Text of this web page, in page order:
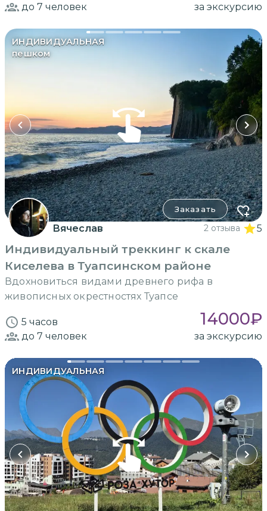
до 7 человек за экскурсию
ИНДИВИДУАЛЬНАЯ
пешком
Заказать
Вячеслав 2 отзыва 5
Индивидуальный треккинг к скале
Киселева в Туапсинском районе
Вдохновиться видами древнего рифа в
живописных окрестностях Туапсе
5 часов 14000₽
до 7 человек за экскурсию
ИНДИВИДУАЛЬНАЯ